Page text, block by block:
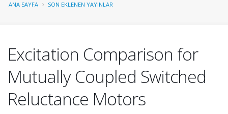
ANA SAYFA SON EKLENEN YAYINLAR
Excitation Comparison for
Mutually Coupled Switched
Reluctance Motors